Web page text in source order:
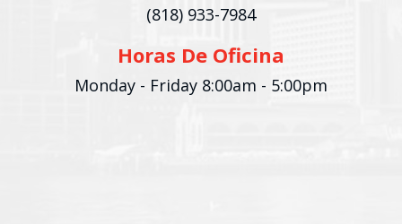
(818) 933-7984
Horas De Oficina
Monday - Friday 8:00am - 5:00pm